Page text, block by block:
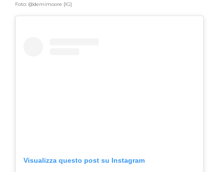
Foto: @demimoore [IG]
Visualizza questo post su Instagram